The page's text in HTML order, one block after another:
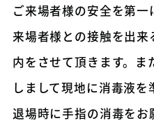
ご来場者様の安全を第
来場者様との接触を出
内をさせて頂きます。
しまして現地に消毒液
退場時に手指の消毒をお